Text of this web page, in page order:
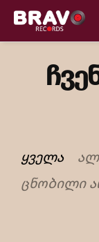
ᲧᲕᲔᲚᲐ
ᲪᲜᲝᲑᲘᲚᲘ